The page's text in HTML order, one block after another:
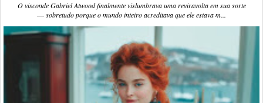
O visconde Gabriel Atwood finalmente vislumbrava uma reviravolta em sua sorte
― sobretudo porque o mundo inteiro acreditava que ele estava m...